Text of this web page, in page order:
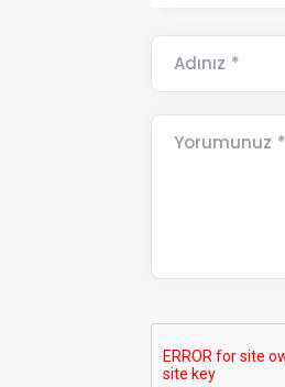
Adınız *
Yorumunuz *